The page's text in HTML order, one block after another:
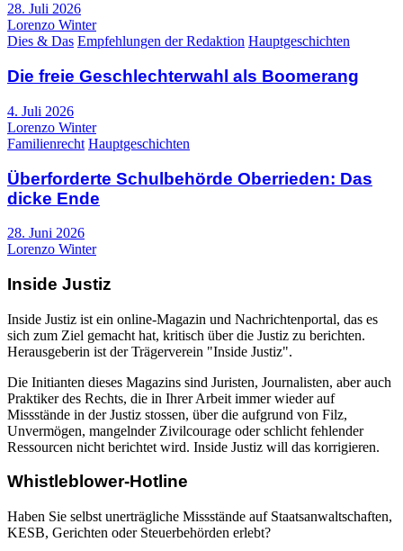
28. Juli 2026
Lorenzo Winter
Dies & Das Empfehlungen der Redaktion Hauptgeschichten
Die freie Geschlechterwahl als Boomerang
4. Juli 2026
Lorenzo Winter
Familienrecht Hauptgeschichten
Überforderte Schulbehörde Oberrieden: Das
dicke Ende
28. Juni 2026
Lorenzo Winter
Inside Justiz
Inside Justiz ist ein online-Magazin und Nachrichtenportal, das es
sich zum Ziel gemacht hat, kritisch über die Justiz zu berichten.
Herausgeberin ist der Trägerverein "Inside Justiz".
Die Initianten dieses Magazins sind Juristen, Journalisten, aber auch
Praktiker des Rechts, die in Ihrer Arbeit immer wieder auf
Missstände in der Justiz stossen, über die aufgrund von Filz,
Unvermögen, mangelnder Zivilcourage oder schlicht fehlender
Ressourcen nicht berichtet wird. Inside Justiz will das korrigieren.
Whistleblower-Hotline
Haben Sie selbst unerträgliche Missstände auf Staatsanwaltschaften,
KESB, Gerichten oder Steuerbehörden erlebt?